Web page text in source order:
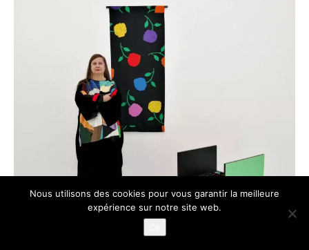
Nous utilisons des cookies pour vous garantir la meilleure
expérience sur notre site web.